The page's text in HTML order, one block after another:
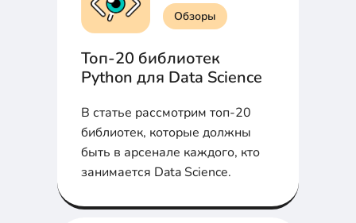
Обзоры
Топ-20 библиотек
Python для Data Science
В статье рассмотрим топ-20
библиотек, которые должны
быть в арсенале каждого, кто
занимается Data Science.